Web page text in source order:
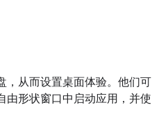
，从而设置桌面体验。他们可
由形状窗口中启动应用，并使